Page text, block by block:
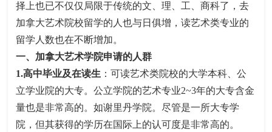
择上也已不仅仅局限于传统的文、理、工、商科了，去
加拿大艺术院校留学的人也与日俱增，读艺术类专业的
留学人数也在不断增加。
一、加拿大艺术学院申请的人群
1.高中毕业及在读生 ：可读艺术类院校的大学本科、公
立学业院的大专。公立学院的艺术专业2~3年的大专含金
量也是非常高的。如谢里丹学院。尽管是一所大专学
院，但其获得的学历在国际上的认可度是非常高的。